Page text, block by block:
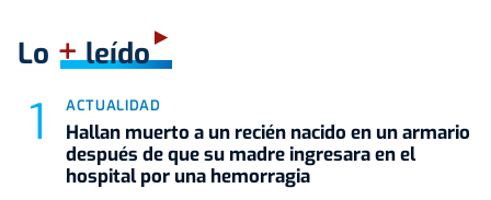
Lo +leído
ACTUALIDAD
Hallan muerto a un recién nacido en un armario
después de que su madre ingresara en el
hospital por una hemorragia